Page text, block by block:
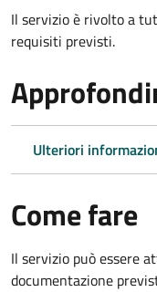
Il servizio è rivolto a
requisiti previsti.
Ulteriori
Come fare
Il servizio può essere
documentazione